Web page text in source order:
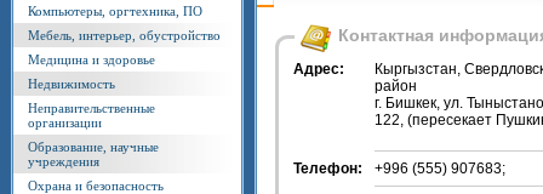
Компьютеры, оргтехника, ПО
Мебель, интерьер, обустройство
Медицина и здоровье
Недвижимость
Неправительственные
организации
Образование, научные
учреждения
Охрана и безопасность
Контактная
Адрес:
Кыргызстан,
район
г. Бишкек, ул.
122, (пересекает
Телефон: +996 (555) 907683;